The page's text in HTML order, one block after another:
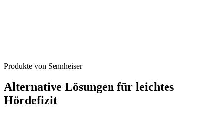
Produkte von Sennheiser
Alternative Lösungen für leichtes
Hördefizit